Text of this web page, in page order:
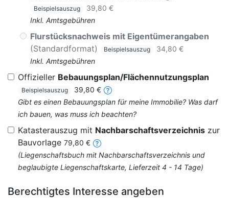
Beispielsauszug
39,80 €
Inkl. Amtsgebühren
Flurstücksnachweis mit Eigentümerangaben
(Standardformat)
Beispielsauszug
34,80 €
Inkl. Amtsgebühren
Offizieller Bebauungsplan/Flächennutzungsplan
Beispielsauszug
39,80 €
Gibt es einen Bebauungsplan für meine Immobilie? Was darf
ich bauen, was muss ich beachten?
Katasterauszug mit Nachbarschaftsverzeichnis zur
Bauvorlage 79,80 €
(Liegenschaftsbuch mit Nachbarschaftsverzeichnis und
beglaubigte Liegenschaftskarte, Lieferzeit 4 - 14 Tage)
Berechtigtes Interesse angeben